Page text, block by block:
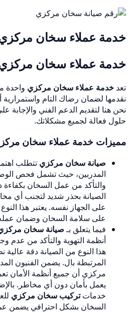
خدمة عملاء سخان
خدمة عملاء سخان
تعد خدمة عملاء سخان مركزي واحدة
نقدمها لضمان رضاك التام واستمرارية
نحن هنا لتقديم الدعم الفني والإجابة
حلول فعالة لجميع مشكلاتك.
مميزات خدمة عملاء سخان
صيانة سخان مركزي تتطلب
المدربين، حيث تشمل فحص
والتأكد من عمل السخان
الصيانة بحذر شديد لتجنب أي
على الجهاز نفسه. يعتبر هذا
على سلامة السخان وضمان
فيما يتعلق بـصيانة سخان
أنظمة التهوية والتأكد من عدم
هذا النوع من الصيانة دقة عالية
المرتبطة بال. يضمن الفنيون
مركزي أن جميع أنظمة الأمان
يعمل بأمان دون أي مخاطر.
خدماتتركيب سخان مركزي
السخان بشكل احترافي يضمن